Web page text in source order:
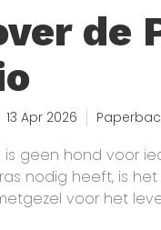
de
13 Apr 2026
is geen hond voor
nodig heeft, is
voor het